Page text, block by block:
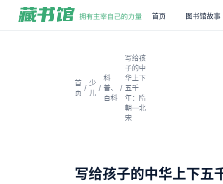
首页 图书馆故事
首
页
/
少
儿
/
科
普、
百科
/
写给孩
子的中
华上下
五千
年：隋
朝—北
宋
写给孩子的中华上下五